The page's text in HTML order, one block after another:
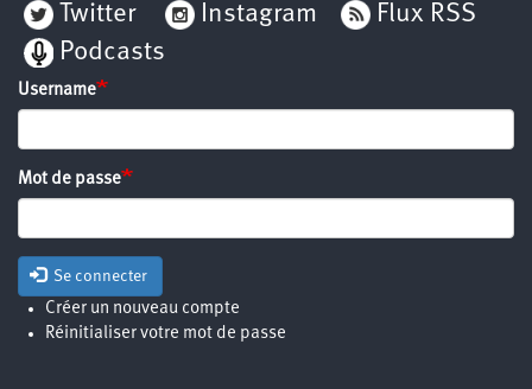
Twitter
Instagram
Flux RSS
Podcasts
Username
Mot de passe
Se connecter
Créer un nouveau compte
Réinitialiser votre mot de passe